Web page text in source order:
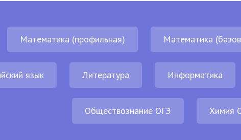
Математика (профильная) Математика
язык Литература Информатика
Обществознание ОГЭ Химия